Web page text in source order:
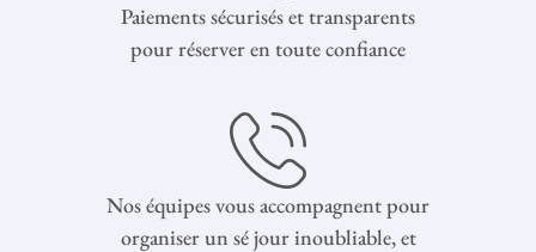
Paiements sécurisés et transparents
pour réserver en toute confiance
Nos équipes vous accompagnent pour
organiser un sé jour inoubliable, et